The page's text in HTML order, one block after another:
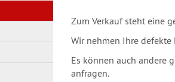
Zum Verkauf steht eine
Wir nehmen Ihre
Es können auch andere
anfragen.